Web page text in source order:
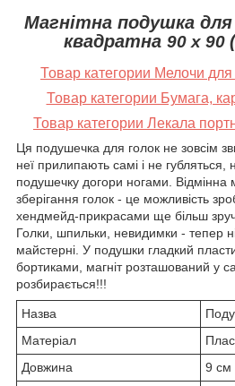
Магнітна подушка
квадратна 90 х 90
Товар категории Мелочи
Товар категории Бумага,
Товар категории Лекала
Ця подушечка для голок не зовсім
неї прилипають самі і не губляться,
подушечку догори ногами. Відмінна
зберігання голок - це можливість
хендмейд-прикрасами ще більш
Голки, шпильки, невидимки - тепер
майстерні. У подушки гладкий
бортиками, магніт розташований у
розбирається!!!
Назва
Матеріал
Довжина
9 см